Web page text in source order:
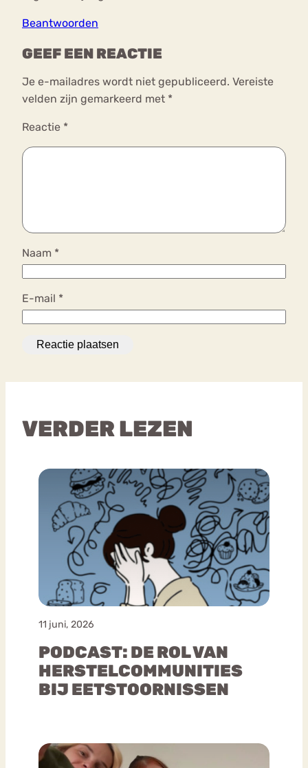
Beantwoorden
GEEF EEN REACTIE
Je e-mailadres wordt niet gepubliceerd. Vereiste
velden zijn gemarkeerd met *
Reactie *
Naam *
E-mail *
VERDER LEZEN
11 juni, 2026
PODCAST: DE ROL VAN
HERSTELCOMMUNITIES
BIJ EETSTOORNISSEN